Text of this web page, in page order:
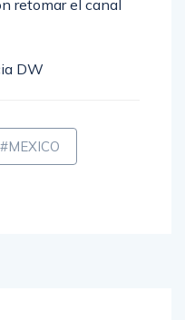
retomar el canal
DW
#MEXICO